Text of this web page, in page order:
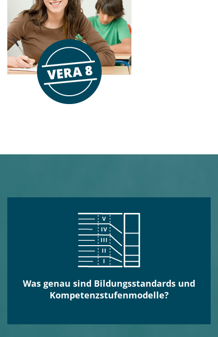
Was genau sind Bildungs­standards und
Kompetenz­stufen­modelle?